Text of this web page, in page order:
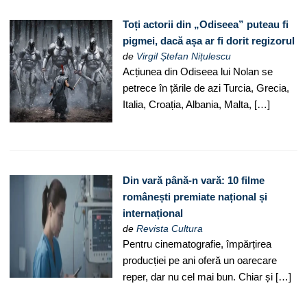
Toți actorii din „Odiseea” puteau fi
pigmei, dacă așa ar fi dorit regizorul
de Virgil Ștefan Nițulescu
Acțiunea din Odiseea lui Nolan se
petrece în țările de azi Turcia, Grecia,
Italia, Croația, Albania, Malta, […]
Din vară până-n vară: 10 filme
românești premiate național și
internațional
deRevista Cultura
Pentru cinematografie, împărțirea
producției pe ani oferă un oarecare
reper, dar nu cel mai bun. Chiar și […]